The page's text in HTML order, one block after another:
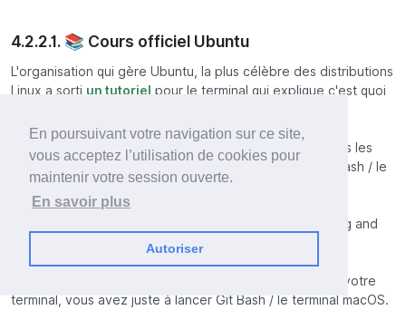
En poursuivant votre navigation sur ce site,
vous acceptez l’utilisation de cookies pour
maintenir votre session ouverte.
En savoir plus
Autoriser
4.2.2.1. 📚 Cours officiel Ubuntu
L'organisation qui gère Ubuntu, la plus célèbre des distributions
Linux a sorti un tutoriel pour le terminal qui explique c'est quoi
Ils disent que leur tutoriel a besoin d'Ubuntu, mais toutes les
commandes qu'ils donnent sont compatibles avec Git Bash / le
terminal macOS.
Vous pouvez suivre le tutoriel jusqu'à la partie 5 (Moving and
Si le tutoriel vous demande d'ouvir Ubuntu pour lancer votre
terminal, vous avez juste à lancer Git Bash / le terminal macOS.